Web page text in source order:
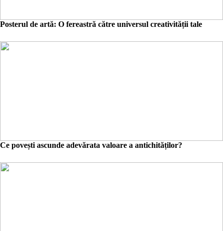
Posterul de artă: O fereastră către universul creativității tale
Ce povești ascunde adevărata valoare a antichităților?